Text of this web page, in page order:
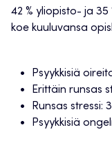
42 % yliopisto- ja
koe kuuluvansa
Psyykkisiä
Erittäin runsas
Runsas stressi:
Psyykkisiä